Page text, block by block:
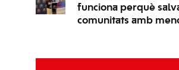
funciona perquè
comunitats amb